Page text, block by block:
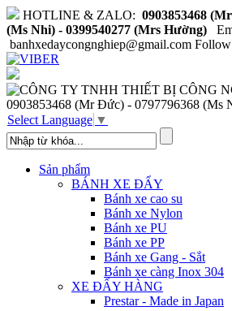
HOTLINE & ZALO: 0903853468
(Ms Nhi) - 0399540277 (Mrs Hường)
banhxedaycongnghiep@gmail.com
0903853468 (Mr Đức) - 0797796368 (Ms
Select Language ▼
Sản phẩm
BÁNH XE ĐẨY
Bánh xe cao su
Bánh xe Nylon
Bánh xe PU
Bánh xe PP
Bánh xe Gang - Sắt
Bánh xe càng Inox 304
XE ĐẨY HÀNG
Prestar - Made in Japan